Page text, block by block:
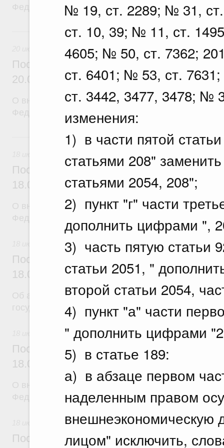
№ 19, ст. 2289; № 31,
ст. 10, 39; № 11, ст.
4605; № 50, ст. 7362;
ст. 6401; № 53, ст.
ст. 3442, 3477, 3478; №
изменения:
1) в части пятой
статьями 208"
статьями 2054, 208";
2) пункт "г" части
дополнить цифрами ",
3) часть пятую статьи
статьи 2051, "
второй статьи 2054,
4) пункт "а" части
" дополнить цифрами
5) в статье 189:
а) в абзаце первом
наделенным правом
внешнеэкономическую
лицом" исключить,
Федерации от 12 марта 2022 г. № 353
20 июля, понедельник
Постановление Правительства
20.07.2026 г. № 915
О внесении изменений в постановление
18 июля, суббота
Постановление Правительства
18.07.2026 г. № 906
О внесении изменений в постановление
Федерации от 27 апреля 2024 г. № 555
Постановление Правительства
18.07.2026 г. № 904
Об авансировании
государственных контрактов
Постановление Правительства
18.07.2026 г. № 909
О внесении изменения в постановление
Федерации от 17 февраля 2024 г. № 179
Постановление Правительства